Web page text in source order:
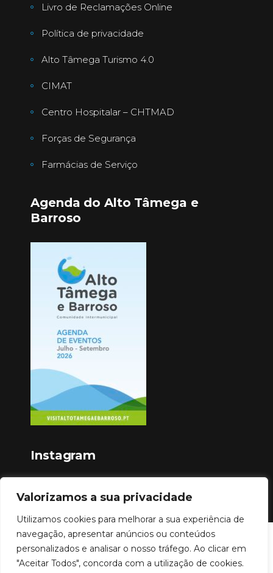
Valorizamos a sua privacidade
Utilizamos cookies para melhorar a sua experiência de
navegação, apresentar anúncios ou conteúdos
personalizados e analisar o nosso tráfego. Ao clicar em
"Aceitar Todos", concorda com a utilização de cookies.
Livro de Reclamações Online
Política de privacidade
Alto Tâmega Turismo 4.0
CIMAT
Centro Hospitalar – CHTMAD
Forças de Segurança
Farmácias de Serviço
Agenda do Alto Tâmega e
Barroso
Instagram
Copyright © 2023